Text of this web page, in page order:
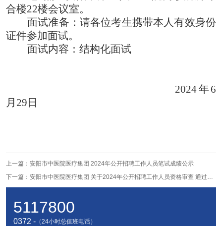
合楼22楼会议室。
面试准备：请各位考生携带本人有效身份
证件参加面试。
面试内容：结构化面试
2024年6
月29 日
上一篇： 安阳市中医院医疗集团 2024年公开招聘工作人员笔试成绩公示
下一篇： 安阳市中医院医疗集团 关于2024年公开招聘工作人员资格审查 通过人员（补充名单）公示
5117800
0372 - （24小时总值班电话）